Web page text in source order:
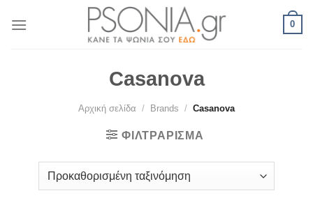
0
Casanova
Αρχική σελίδα / Brands / Casanova
ΦΙΛΤΡΆΡΙΣΜΑ